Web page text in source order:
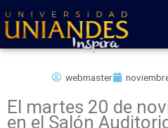
al
contenido
webmaster
El martes 20 de
en el Salón